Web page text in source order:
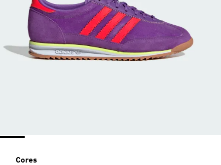
Cores